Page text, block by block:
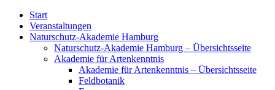
Start
Veranstaltungen
Naturschutz-Akademie Hamburg
Naturschutz-Akademie Hamburg – Übersichtsseite
Akademie für Artenkenntnis
Akademie für Artenkenntnis – Übersichtsseite
Feldbotanik